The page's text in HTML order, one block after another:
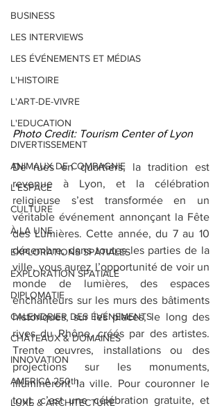
BUSINESS
LES INTERVIEWS
LES ÉVÉNEMENTS ET MÉDIAS
L'HISTOIRE
L'ART-DE-VIVRE
L'EDUCATION
DIVERTISSEMENT
ANIMAUX DE COMPAGNIE
L'ESPACE
CULTURE
À LA UNE
EXPLORATIONS SPATIALES
EXPLORATION SPATIALE
DIPLOMATIE
CALENDRIER DES ÉVÉNEMENTS
CHÂTEAUX & DOMAINES
INNOVATION
AMERICA 250th
LUXE & ARCHITECTURE
Photo Credit: Tourism Center of Lyon
De rues en quartiers, la tradition est
revenue à Lyon, et la célébration
religieuse s’est transformée en un
véritable événement annonçant la Fête
des Lumières. Cette année, du 7 au 10
décembre, dans toutes les parties de la
ville, vous aurez l’opportunité de voir un
monde de lumières, des espaces
enchanteurs sur les murs des bâtiments
historiques, sur les places, le long des
rives du Rhône, créés par des artistes.
Trente œuvres, installations ou des
projections sur les monuments,
illumineront la ville. Pour couronner le
tout, c’est une célébration gratuite, et